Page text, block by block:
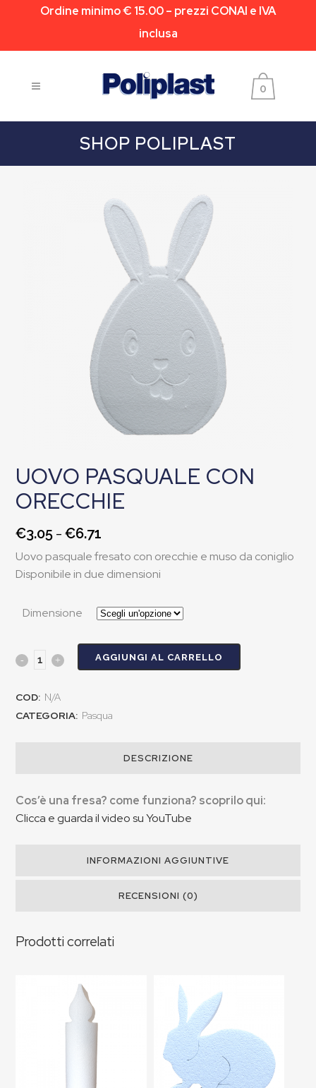
Ordine minimo € 15.00 – prezzi CONAI e IVA
inclusa
0
SHOP POLIPLAST
UOVO PASQUALE CON
ORECCHIE
€3.05 - €6.71
di
da
€3.05
a
Uovo pasquale fresato con orecchie e muso da coniglio
Disponibile in due dimensioni
Dimensione
AGGIUNGI AL CARRELLO
COD: N/A
CATEGORIA: Pasqua
DESCRIZIONE
Cos’è una fresa? come funziona? scoprilo qui:
Clicca e guarda il video su YouTube
INFORMAZIONI AGGIUNTIVE
RECENSIONI (0)
Prodotti correlati